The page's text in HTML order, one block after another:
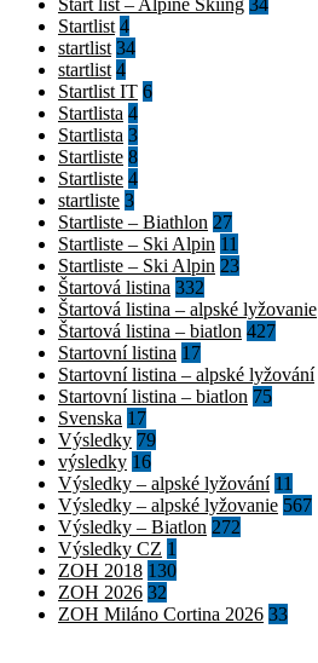
Startlist 4
startlist 34
startlist 4
Startlist IT 6
Startlista 4
Startlista 3
Startliste 8
Startliste 4
startliste 3
Startliste – Biathlon 27
Startliste – Ski Alpin 11
Startliste – Ski Alpin 23
Štartová listina 332
Štartová listina – alpské lyžovanie
Štartová listina – biatlon 427
Startovní listina 17
Startovní listina – alpské lyžování
Startovní listina – biatlon 75
Svenska 17
Výsledky 79
výsledky 16
Výsledky – alpské lyžování 11
Výsledky – alpské lyžovanie 567
Výsledky – Biatlon 272
Výsledky CZ 1
ZOH 2018 130
ZOH 2026 32
ZOH Miláno Cortina 2026 33